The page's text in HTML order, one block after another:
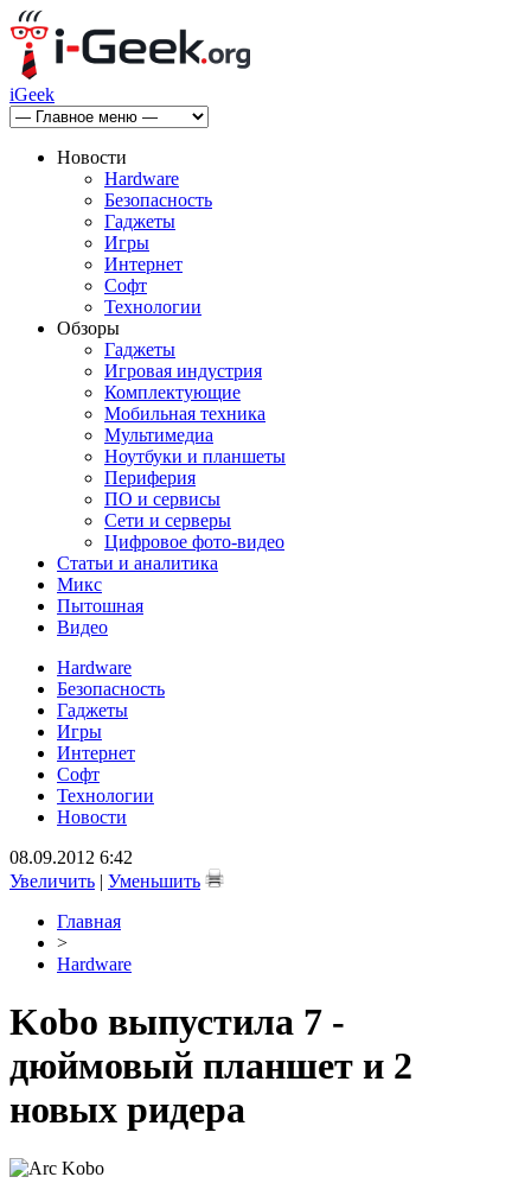
iGeek
Новости
Hardware
Безопасность
Гаджеты
Игры
Интернет
Софт
Технологии
Обзоры
Гаджеты
Игровая индустрия
Комплектующие
Мобильная техника
Мультимедиа
Ноутбуки и планшеты
Периферия
ПО и сервисы
Сети и серверы
Цифровое фото-видео
Статьи и аналитика
Микс
Пытошная
Видео
Hardware
Безопасность
Гаджеты
Игры
Интернет
Софт
Технологии
Новости
08.09.2012 6:42
Увеличить | Уменьшить
Главная
>
Hardware
Kobo выпустила 7 -
дюймовый планшет и 2
новых ридера